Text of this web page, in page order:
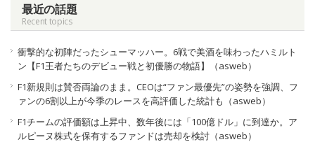
最近の話題
Recent topics
衝撃的な初陣だったシューマッハー。6戦で美酒を味わったハミルト
ン【F1王者たちのデビュー戦と初優勝の物語】（asweb）
F1新規則は賛否両論のまま。CEOは“ファン最優先”の姿勢を強調、フ
ァンの6割以上が今季のレースを高評価した統計も（asweb）
F1チームの評価額は上昇中、数年後には「100億ドル」に到達か。ア
ルピーヌ株式を保有するファンドは売却を検討（asweb）